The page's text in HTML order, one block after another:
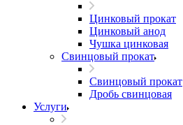
Цинковый прокат
Цинковый анод
Чушка цинковая
Свинцовый прокат
Свинцовый прокат
Дробь свинцовая
Услуги